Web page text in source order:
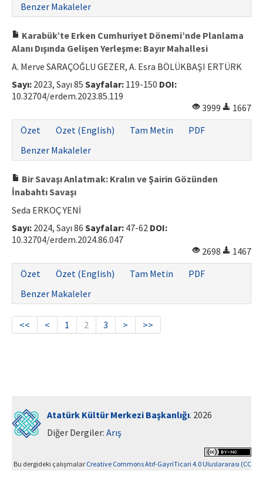
Benzer Makaleler
Karabük’te Erken Cumhuriyet Dönemi’nde Planlama
Alanı Dışında Gelişen Yerleşme: Bayır Mahallesi
A. Merve SARAÇOĞLU GEZER, A. Esra BÖLÜKBAŞI ERTÜRK
Sayı: 2023, Sayı 85 Sayfalar: 119-150 DOI:
10.32704/erdem.2023.85.119
3999
1667
Özet
Özet (English) Tam Metin
PDF
Benzer Makaleler
Bir Savaşı Anlatmak: Kralın ve Şairin Gözünden
İnabahtı Savaşı
Seda ERKOÇ YENİ
Sayı: 2024, Sayı 86 Sayfalar: 47-62 DOI:
10.32704/erdem.2024.86.047
2698
1467
Özet
Özet (English) Tam Metin
PDF
Benzer Makaleler
<< < 1 2 3 > >>
Atatürk Kültür Merkezi Başkanlığı. 2026
Diğer Dergiler: Arış
Bu dergideki çalışmalar Creative Commons Atıf-GayriTicari 4.0 Uluslararası (CC